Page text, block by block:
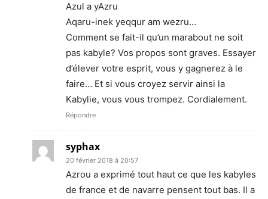
Azul a yAzru
Aqaru-inek yeqqur am wezru…
Comment se fait-il qu’un marabout ne soit
pas kabyle? Vos propos sont graves. Essayer
d’élever votre esprit, vous y gagnerez à le
faire… Et si vous croyez servir ainsi la
Kabylie, vous vous trompez. Cordialement.
Répondre
syphax
20 février 2018 à 20:57
Azrou a exprimé tout haut ce que les kabyles
de france et de navarre pensent tout bas. Il a